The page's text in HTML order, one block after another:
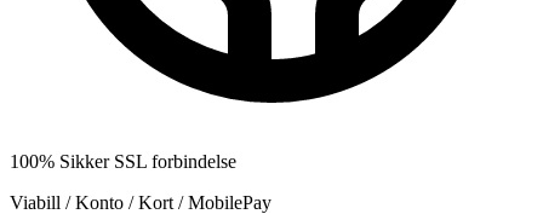
100% Sikker SSL forbindelse
Viabill / Konto / Kort / MobilePay